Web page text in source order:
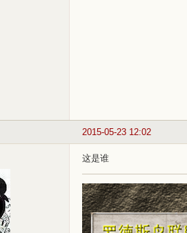
2015-05-23 12:02
这是谁